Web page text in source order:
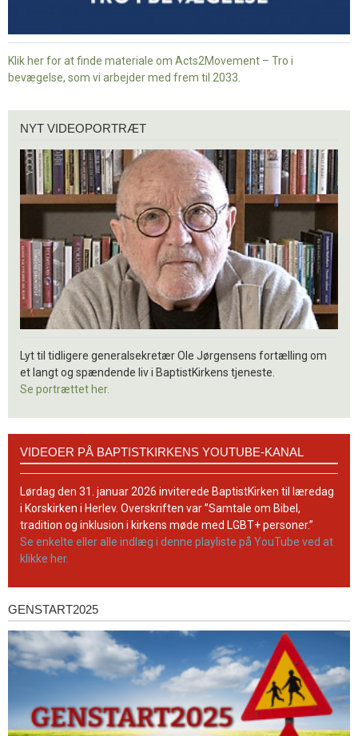
Klik her for at finde materiale om Acts2Movement – Tro i
bevægelse, som vi arbejder med frem til 2033.
videoportræt
NYT VIDEOPORTRÆT
Lyt til tidligere generalsekretær Ole Jørgensens fortælling om
et langt og spændende liv i BaptistKirkens tjeneste.
Se portrættet her.
BaptistKirkens
YouTube-
kanal
VIDEOER PÅ BAPTISTKIRKENS YOUTUBE-KANAL
Lørdag den 31. januar 2026 inviterede BaptistKirken til læredag
i Korskirken i Herlev. Overskriften var ”Samtale om Bibel,
tradition og inklusion i kirkens møde med LGBT+ personer.”
Se enkelte eller alle indlæg i denne playliste på YouTube ved at
klikke her.
Genstart2025
GENSTART2025